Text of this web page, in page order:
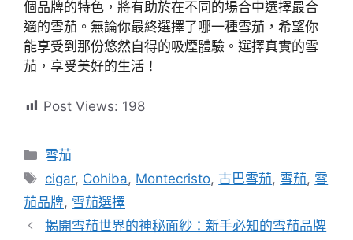
個品牌的特色，將有助於在不同的場合中選擇最合
適的雪茄。無論你最終選擇了哪一種雪茄，希望你
能享受到那份悠然自得的吸煙體驗。選擇真實的雪
茄，享受美好的生活！
Post Views: 198
分
類
雪茄
標
籤
cigar, Cohiba, Montecristo, 古巴雪茄, 雪茄, 雪
茄品牌, 雪茄選擇
揭開雪茄世界的神秘面紗：新手必知的雪茄品牌